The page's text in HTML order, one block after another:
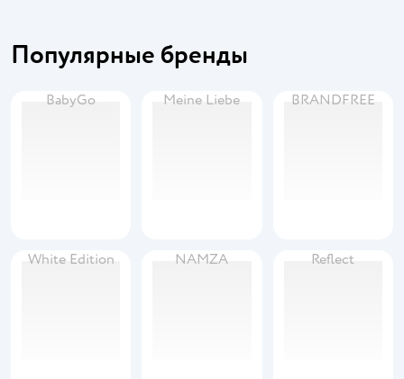
Популярные бренды
BabyGo Meine Liebe BRANDFREE
White Edition NAMZA Reflect